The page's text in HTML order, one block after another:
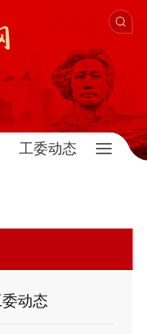
工委动态
动态